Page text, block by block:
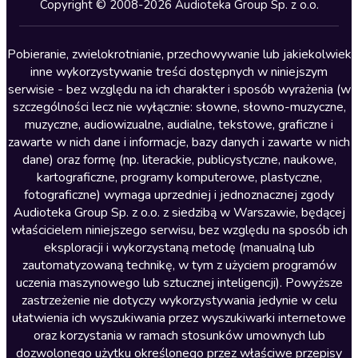
Lektury szkolne
Literatura anglojęzyczna
Literatura faktu
Literatura obyczajowa
Literatura piękna obca
Literatura piękna polska
Nagrania relaksacyjne
Nauka języków
Nauki humanistyczne
Podcasty i audycje
Polityka
Prasa
Religia
Copyright © 2008-2026 Audioteka Group Sp. z o.o.
Pobieranie, zwielokrotnianie, przechowywanie lub jakiekolwiek
inne wykorzystywanie treści dostępnych w niniejszym
serwisie - bez względu na ich charakter i sposób wyrażenia (w
szczególności lecz nie wyłącznie: słowne, słowno-muzyczne,
muzyczne, audiowizualne, audialne, tekstowe, graficzne i
zawarte w nich dane i informacje, bazy danych i zawarte w nich
dane) oraz formę (np. literackie, publicystyczne, naukowe,
kartograficzne, programy komputerowe, plastyczne,
fotograficzne) wymaga uprzedniej i jednoznacznej zgody
Audioteka Group Sp. z o.o. z siedzibą w Warszawie, będącej
właścicielem niniejszego serwisu, bez względu na sposób ich
eksploracji i wykorzystaną metodę (manualną lub
zautomatyzowaną technikę, w tym z użyciem programów
uczenia maszynowego lub sztucznej inteligencji). Powyższe
zastrzeżenie nie dotyczy wykorzystywania jedynie w celu
ułatwienia ich wyszukiwania przez wyszukiwarki internetowe
oraz korzystania w ramach stosunków umownych lub
dozwolonego użytku określonego przez właściwe przepisy